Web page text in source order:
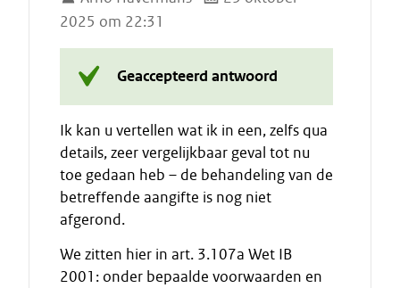
2025 om 22:31
Geaccepteerd antwoord
Ik kan u vertellen wat ik in een, zelfs qua
details, zeer vergelijkbaar geval tot nu
toe gedaan heb – de behandeling van de
betreffende aangifte is nog niet
afgerond.
We zitten hier in art. 3.107a Wet IB
2001: onder bepaalde voorwaarden en